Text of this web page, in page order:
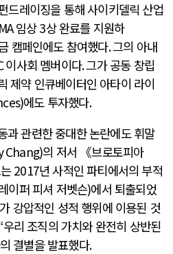
드레이징을 통해 사이키델릭 산업
임상3상 완료를 지원하
캠페인에도 참여했다.그의 아내
이사회 멤버이다.그가 공동 창립
제약 인큐베이터인 아타이 라이
에도 투자했다.
과 관련한 중대한 논란에도 휘말
Chang)의 저서 《브로토피아
2017년 사적인 파티에서의 부적
이퍼 피셔 저벳슨)에서 퇴출되었
가 강압적인 성적 행위에 이용된 것
우리 조직의 가치와 완전히 상반된
결별을 발표했다.